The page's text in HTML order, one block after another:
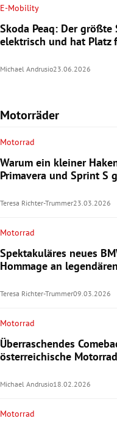
E-Mobility
Skoda Peaq: Der
elektrisch und hat Platz
Michael Andrusio23.06.2026
Motorräder
Motorrad
Warum ein kleiner
Primavera und Sprint S
Teresa Richter-Trummer23.03.2026
Motorrad
Spektakuläres neues
Hommage an
Teresa Richter-Trummer09.03.2026
Motorrad
Überraschendes
österreichische
Michael Andrusio18.02.2026
Motorrad